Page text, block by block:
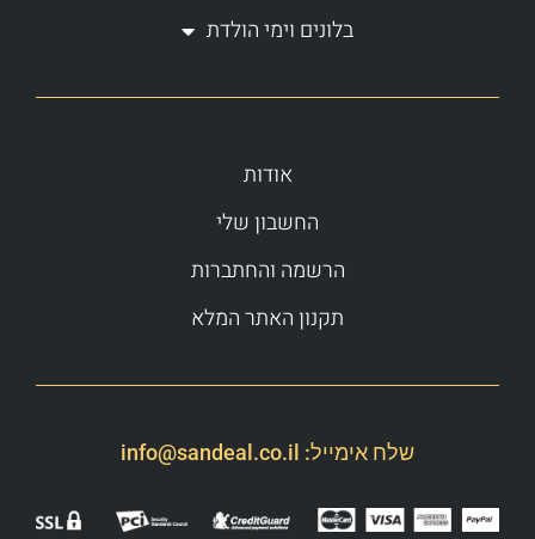
בלונים וימי הולדת
אודות
החשבון שלי
הרשמה והחתברות
תקנון האתר המלא
שלח אימייל: info@sandeal.co.il